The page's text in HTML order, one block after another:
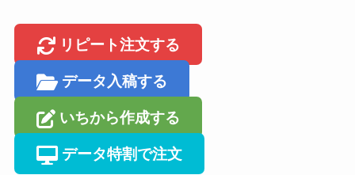
リピート注文する
データ入稿する
いちから作成する
データ特割で注文